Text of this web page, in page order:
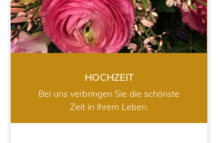
HOCHZEIT
Bei uns verbringen Sie die schönste
Zeit in Ihrem Leben.